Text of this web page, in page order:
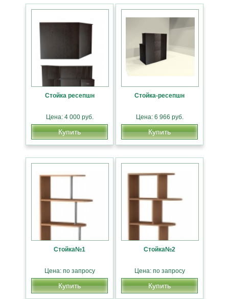
Стойка ресепшн
Цена: 4 000 руб.
Купить
Стойка-ресепшн
Цена: 6 966 руб.
Купить
Стойка№1
Цена: по запросу
Купить
Стойка№2
Цена: по запросу
Купить